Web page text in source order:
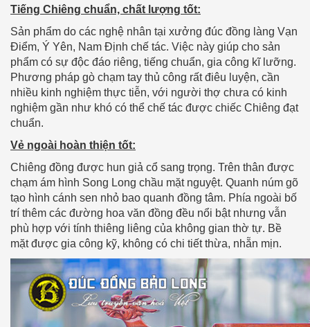
Tiếng Chiêng chuẩn, chất lượng tốt:
Sản phẩm do các nghệ nhân tại xưởng đúc đồng làng Vạn
Điểm, Ý Yên, Nam Định chế tác. Việc này giúp cho sản
phẩm có sự độc đáo riêng, tiếng chuẩn, gia công kĩ lưỡng.
Phương pháp gò chạm tay thủ công rất điêu luyện, cần
nhiều kinh nghiệm thực tiễn, với người thợ chưa có kinh
nghiệm gần như khó có thể chế tác được chiếc Chiêng đạt
chuẩn.
Vẻ ngoài hoàn thiện tốt:
Chiêng đồng được hun giả cổ sang trọng. Trên thân được
chạm ám hình Song Long chầu mặt nguyệt. Quanh núm gõ
tạo hình cánh sen nhỏ bao quanh đồng tâm. Phía ngoài bố
trí thêm các đường hoa văn đồng đều nổi bật nhưng vẫn
phù hợp với tính thiêng liêng của không gian thờ tự. Bề
mặt được gia công kỹ, không có chi tiết thừa, nhẵn mịn.